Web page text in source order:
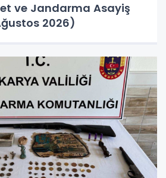
ve Jandarma Asayiş
2026)